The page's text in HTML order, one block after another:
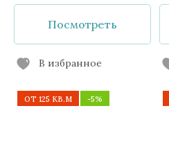
Посмотреть
В избранное
ОТ 125 КВ.М -5%